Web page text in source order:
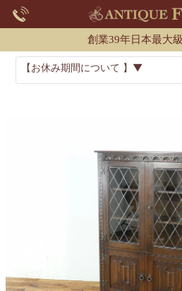
創業39年日本最大
【お休み期間について 】▼